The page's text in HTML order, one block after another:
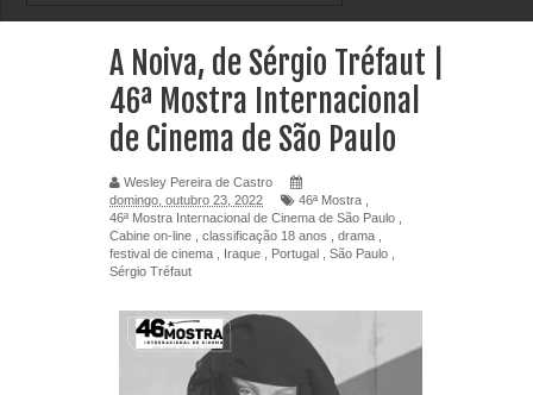
A Noiva, de Sérgio Tréfaut |
46ª Mostra Internacional
de Cinema de São Paulo
Wesley Pereira de Castro
domingo, outubro 23, 2022
46ª Mostra
46ª Mostra Internacional de Cinema de São Paulo
Cabine on-line
classificação 18 anos drama
festival de cinema
Iraque Portugal São Paulo
Sérgio Tréfaut